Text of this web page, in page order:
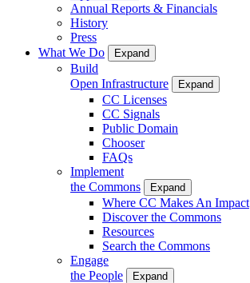
Annual Reports & Financials
History
Press
What We Do
Expand
Build
Open Infrastructure
Expand
CC Licenses
CC Signals
Public Domain
Chooser
FAQs
Implement
the Commons
Expand
Where CC Makes An Impact
Discover the Commons
Resources
Search the Commons
Engage
the People
Expand